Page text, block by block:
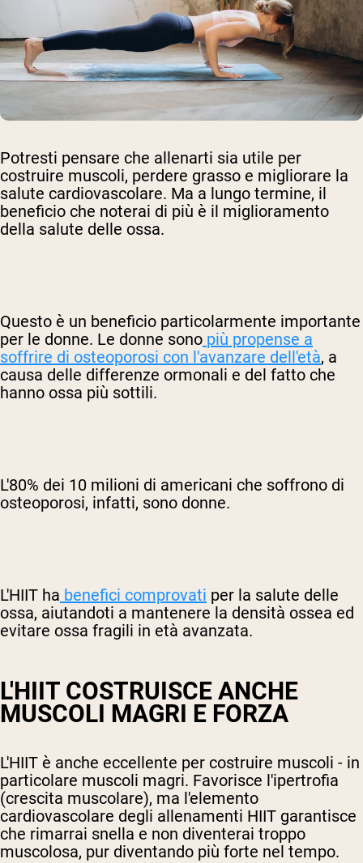
Potresti pensare che allenarti sia utile per
costruire muscoli, perdere grasso e migliorare la
salute cardiovascolare. Ma a lungo termine, il
beneficio che noterai di più è il miglioramento
della salute delle ossa.
Questo è un beneficio particolarmente importante
per le donne. Le donne sono più propense a
soffrire di osteoporosi con l'avanzare dell'età, a
causa delle differenze ormonali e del fatto che
hanno ossa più sottili.
L'80% dei 10 milioni di americani che soffrono di
osteoporosi, infatti, sono donne.
L'HIIT ha benefici comprovati per la salute delle
ossa, aiutandoti a mantenere la densità ossea ed
evitare ossa fragili in età avanzata.
L'HIIT COSTRUISCE ANCHE
MUSCOLI MAGRI E FORZA
L'HIIT è anche eccellente per costruire muscoli - in
particolare muscoli magri. Favorisce l'ipertrofia
(crescita muscolare), ma l'elemento
cardiovascolare degli allenamenti HIIT garantisce
che rimarrai snella e non diventerai troppo
muscolosa, pur diventando più forte nel tempo.